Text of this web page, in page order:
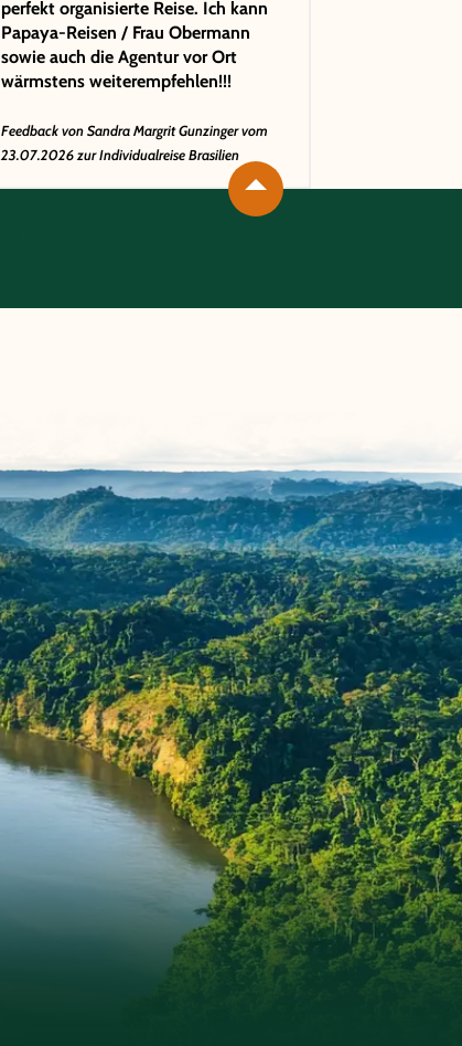
perfekt organisierte Reise. Ich kann
Papaya-Reisen / Frau Obermann
sowie auch die Agentur vor Ort
wärmstens weiterempfehlen!!!
Feedback vonSandra Margrit Gunzingervom
23.07.2026 zur Individualreise Brasilien